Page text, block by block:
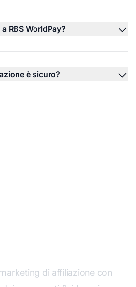
RBS WorldPay?
è sicuro?
di affiliazione con